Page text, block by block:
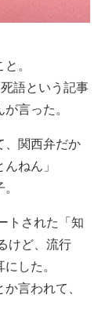
。
死語という記事
言った。
、関西弁だか
ねん」
トされた「知
けど、流行
した。
言われて、